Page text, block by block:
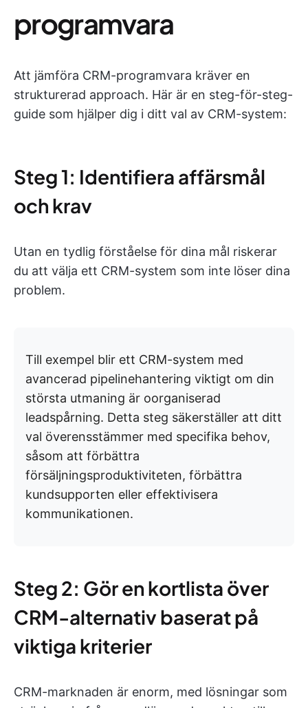
programvara
Att jämföra CRM-programvara kräver en
strukturerad approach. Här är en steg-för-steg-
guide som hjälper dig i ditt val av CRM-system:
Steg 1: Identifiera affärsmål
och krav
Utan en tydlig förståelse för dina mål riskerar
du att välja ett CRM-system som inte löser dina
problem.
Till exempel blir ett CRM-system med
avancerad pipelinehantering viktigt om din
största utmaning är oorganiserad
leadspårning. Detta steg säkerställer att ditt
val överensstämmer med specifika behov,
såsom att förbättra
försäljningsproduktiviteten, förbättra
kundsupporten eller effektivisera
kommunikationen.
Steg 2: Gör en kortlista över
CRM-alternativ baserat på
viktiga kriterier
CRM-marknaden är enorm, med lösningar som